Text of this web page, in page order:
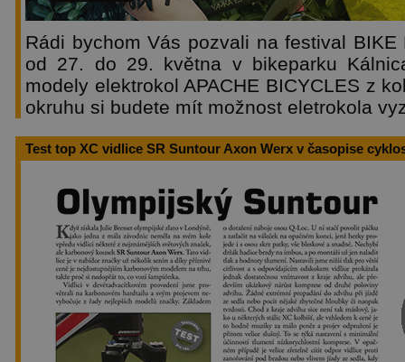
Rádi bychom Vás pozvali na festival
od 27. do 29. května v bikeparku
modely elektrokol APACHE BICYCLES z
okruhu si budete mít možnost eletrokola
Test top XC vidlice SR Suntour Axon Werx v časopise